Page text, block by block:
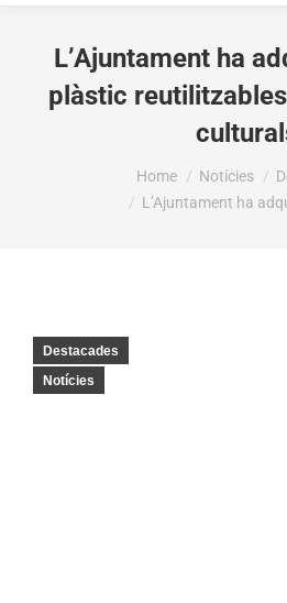
L’Ajuntament ha
plàstic
Home Notícies
L’Ajuntament ha
Destacades
Notícies